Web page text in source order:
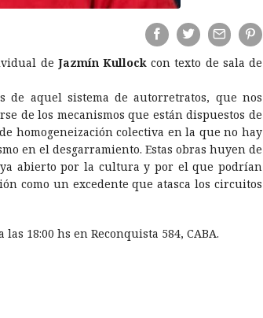
de Jazmín Kullock con texto de sala de
de aquel sistema de autorretratos, que nos
de los mecanismos que están dispuestos de
homogeneización colectiva en la que no hay
en el desgarramiento. Estas obras huyen de
abierto por la cultura y por el que podrían
como un excedente que atasca los circuitos
las 18:00 hs en Reconquista 584, CABA.